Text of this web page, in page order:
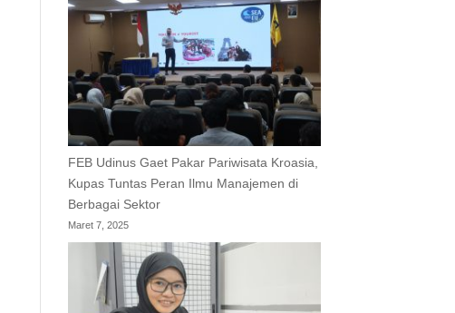
FEB Udinus Gaet Pakar Pariwisata Kroasia,
Kupas Tuntas Peran Ilmu Manajemen di
Berbagai Sektor
Maret 7, 2025